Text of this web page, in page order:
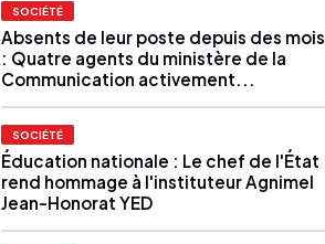
SOCIÉTÉ
Absents de leur poste depuis des mois
: Quatre agents du ministère de la
Communication activement...
SOCIÉTÉ
Éducation nationale : Le chef de l'État
rend hommage à l'instituteur Agnimel
Jean-Honorat YED